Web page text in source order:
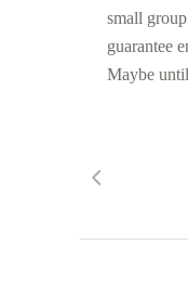
small
guarantee
Maybe